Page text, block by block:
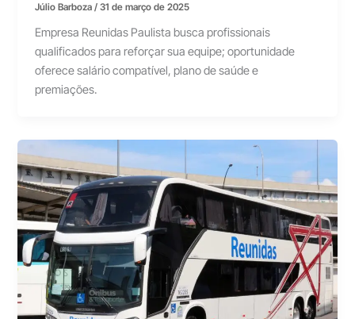
Júlio Barboza/31 de março de 2025
Empresa Reunidas Paulista busca profissionais
qualificados para reforçar sua equipe; oportunidade
oferece salário compatível, plano de saúde e
premiações.